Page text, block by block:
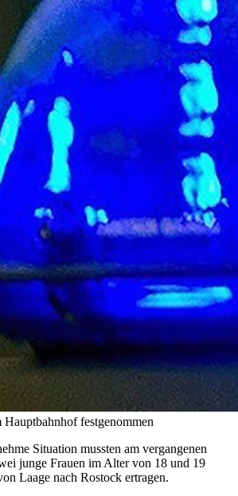
festgenommen
Situation mussten am vergangenen
junge Frauen im Alter von 18 und 19
Laage nach Rostock ertragen.